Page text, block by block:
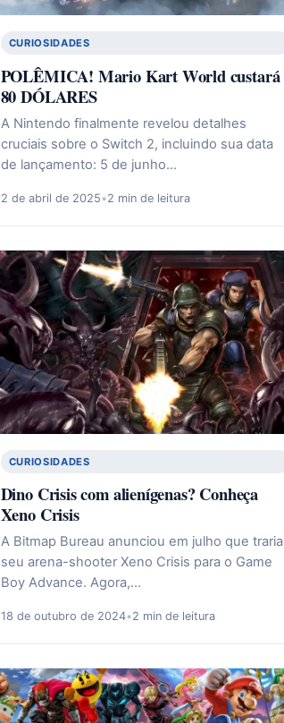
CURIOSIDADES
POLÊMICA! Mario Kart World custará
80 DÓLARES
A Nintendo finalmente revelou detalhes
cruciais sobre o Switch 2, incluindo sua data
de lançamento: 5 de junho…
2 de abril de 2025•2 min de leitura
CURIOSIDADES
Dino Crisis com alienígenas? Conheça
Xeno Crisis
A Bitmap Bureau anunciou em julho que traria
seu arena-shooter Xeno Crisis para o Game
Boy Advance. Agora,…
18 de outubro de 2024•2 min de leitura